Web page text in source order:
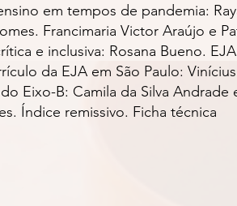
em tempos de pandemia:
Francimaria Victor Araújo e
e inclusiva: Rosana Bueno.
da EJA em São Paulo:
Eixo-B: Camila da Silva Andrade
Índice remissivo. Ficha técnica